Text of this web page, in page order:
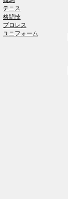
テニス
格闘技
プロレス
ユニフォーム